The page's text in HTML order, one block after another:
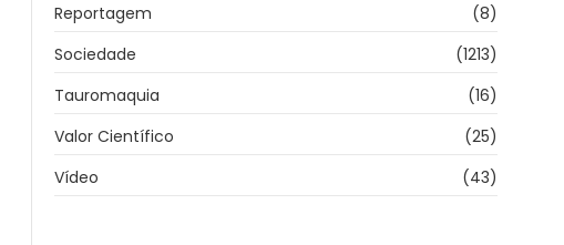
Reportagem
(8)
Sociedade
(1213)
Tauromaquia
(16)
Valor Científico
(25)
Vídeo
(43)